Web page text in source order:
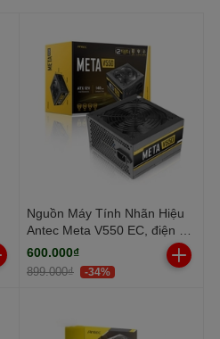
Nguồn Máy Tính Nhãn Hiệu
Antec Meta V550 EC, điện áp
230V, công suất 550W
600.000₫
899.000₫ -34%